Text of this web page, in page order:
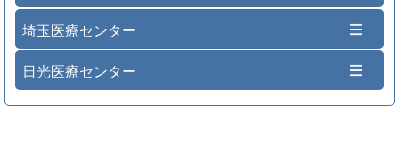
埼玉医療センター
日光医療センター